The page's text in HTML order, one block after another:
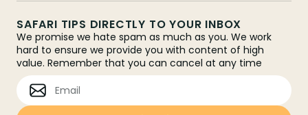
SAFARI TIPS DIRECTLY TO YOUR INBOX
We promise we hate spam as much as you. We work
hard to ensure we provide you with content of high
value. Remember that you can cancel at any time